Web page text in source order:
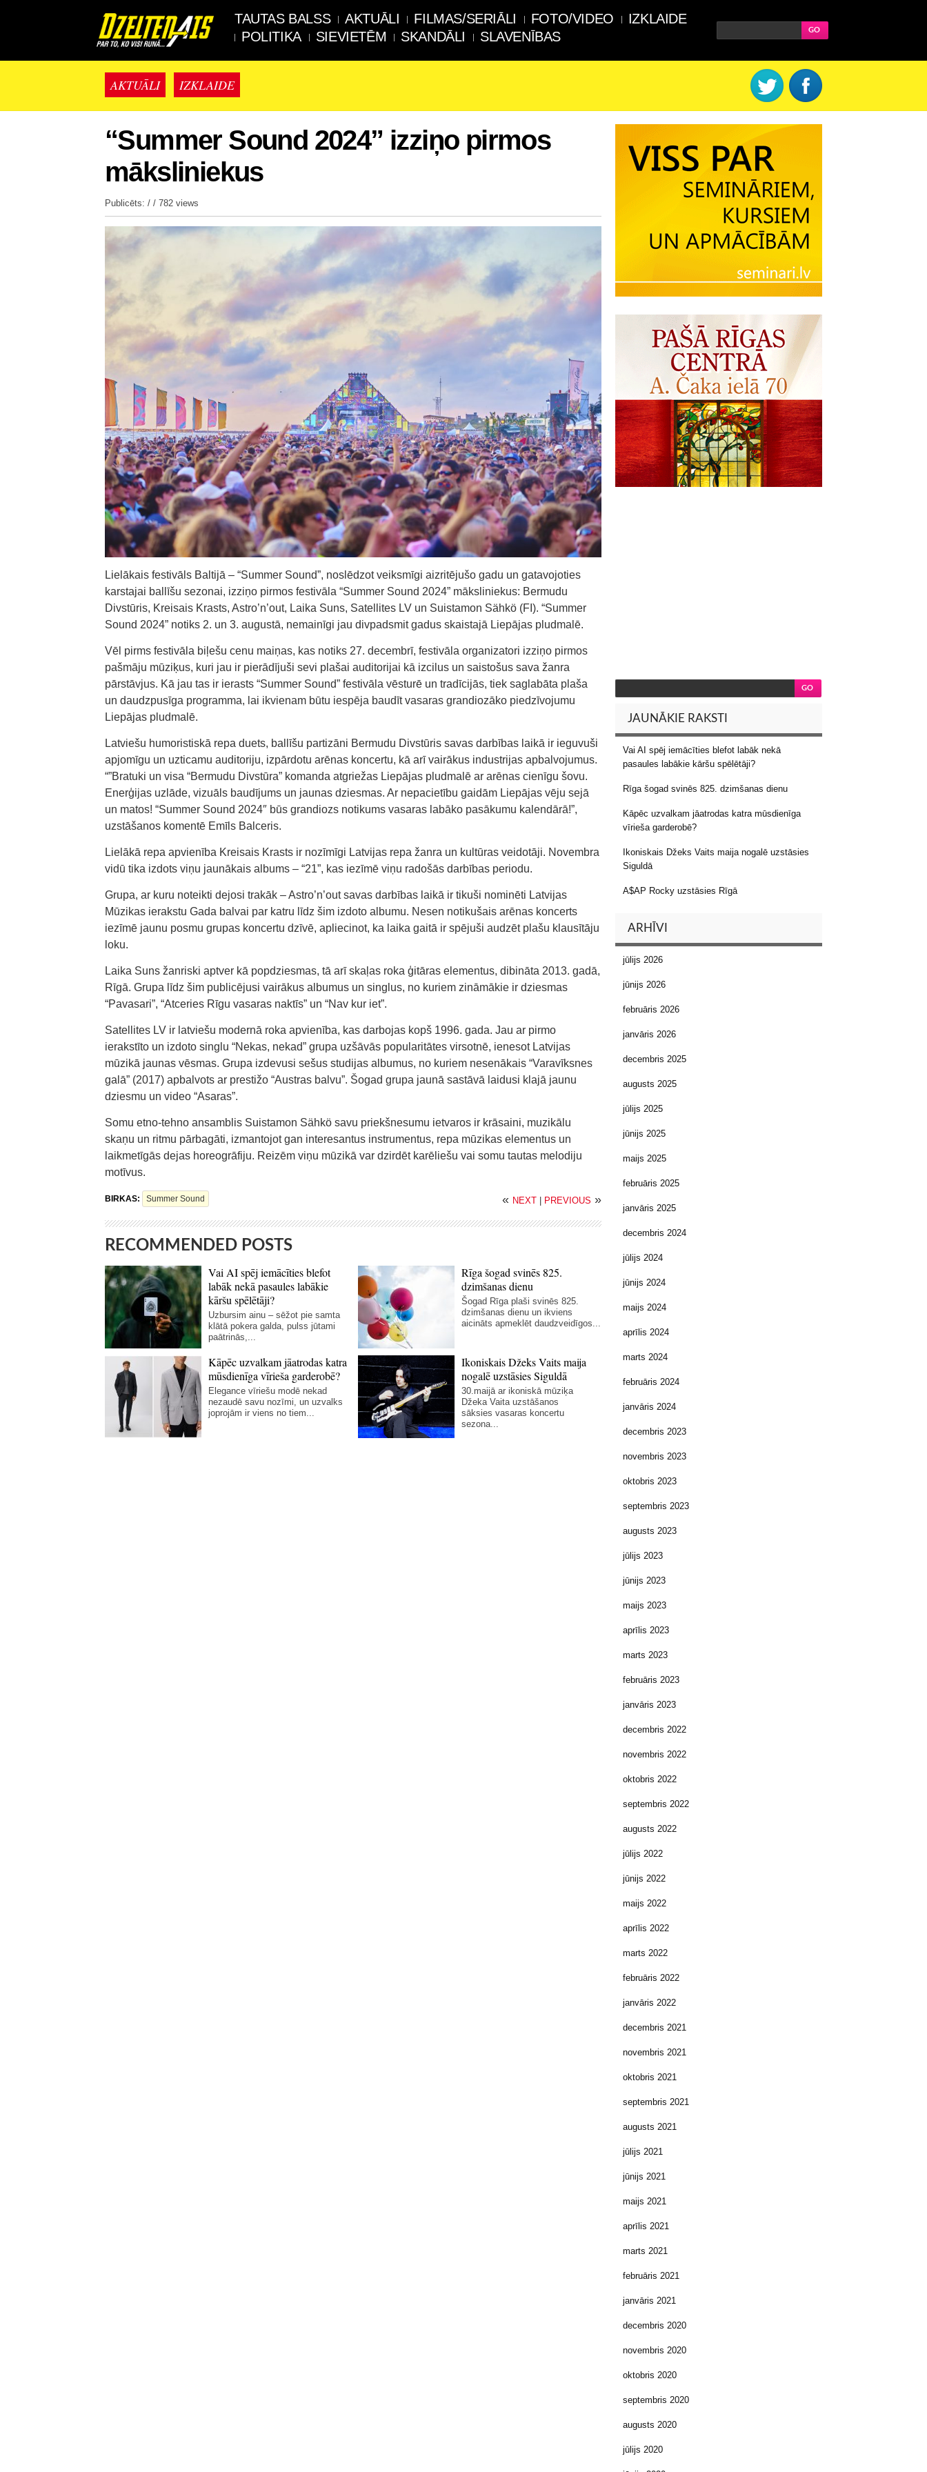
TAUTAS BALSS AKTUĀLI FILMAS/SERIĀLI FOTO/VIDEO
IZKLAIDE
POLITIKA
SIEVIETĒM SKANDĀLI SLAVENĪBAS
AKTUĀLI IZKLAIDE
“Summer Sound 2024” izziņo pirmos
māksliniekus
Publicēts: / / 782 views
Lielākais festivāls Baltijā – “Summer Sound”, noslēdzot veiksmīgi aizritējušo gadu un gatavojoties
karstajai ballīšu sezonai, izziņo pirmos festivāla “Summer Sound 2024” māksliniekus: Bermudu
Divstūris, Kreisais Krasts, Astro’n’out, Laika Suns, Satellites LV un Suistamon Sähkö (FI). “Summer
Sound 2024” notiks 2. un 3. augustā, nemainīgi jau divpadsmit gadus skaistajā Liepājas pludmalē.
Vēl pirms festivāla biļešu cenu maiņas, kas notiks 27. decembrī, festivāla organizatori izziņo pirmos
pašmāju mūziķus, kuri jau ir pierādījuši sevi plašai auditorijai kā izcilus un saistošus sava žanra
pārstāvjus. Kā jau tas ir ierasts “Summer Sound” festivāla vēsturē un tradīcijās, tiek saglabāta plaša
un daudzpusīga programma, lai ikvienam būtu iespēja baudīt vasaras grandiozāko piedzīvojumu
Liepājas pludmalē.
Latviešu humoristiskā repa duets, ballīšu partizāni Bermudu Divstūris savas darbības laikā ir ieguvuši
apjomīgu un uzticamu auditoriju, izpārdotu arēnas koncertu, kā arī vairākus industrijas apbalvojumus.
“”Bratuki un visa “Bermudu Divstūra” komanda atgriežas Liepājas pludmalē ar arēnas cienīgu šovu.
Enerģijas uzlāde, vizuāls baudījums un jaunas dziesmas. Ar nepacietību gaidām Liepājas vēju sejā
un matos! “Summer Sound 2024″ būs grandiozs notikums vasaras labāko pasākumu kalendārā!”,
uzstāšanos komentē Emīls Balceris.
Lielākā repa apvienība Kreisais Krasts ir nozīmīgi Latvijas repa žanra un kultūras veidotāji. Novembra
vidū tika izdots viņu jaunākais albums – “21”, kas iezīmē viņu radošās darbības periodu.
Grupa, ar kuru noteikti dejosi trakāk – Astro’n’out savas darbības laikā ir tikuši nominēti Latvijas
Mūzikas ierakstu Gada balvai par katru līdz šim izdoto albumu. Nesen notikušais arēnas koncerts
iezīmē jaunu posmu grupas koncertu dzīvē, apliecinot, ka laika gaitā ir spējuši audzēt plašu klausītāju
loku.
Laika Suns žanriski aptver kā popdziesmas, tā arī skaļas roka ģitāras elementus, dibināta 2013. gadā,
Rīgā. Grupa līdz šim publicējusi vairākus albumus un singlus, no kuriem zināmākie ir dziesmas
“Pavasari”, “Atceries Rīgu vasaras naktīs” un “Nav kur iet”.
Satellites LV ir latviešu modernā roka apvienība, kas darbojas kopš 1996. gada. Jau ar pirmo
ierakstīto un izdoto singlu “Nekas, nekad” grupa uzšāvās popularitātes virsotnē, ienesot Latvijas
mūzikā jaunas vēsmas. Grupa izdevusi sešus studijas albumus, no kuriem nesenākais “Varavīksnes
galā” (2017) apbalvots ar prestižo “Austras balvu”. Šogad grupa jaunā sastāvā laidusi klajā jaunu
dziesmu un video “Asaras”.
Somu etno-tehno ansamblis Suistamon Sähkö savu priekšnesumu ietvaros ir krāsaini, muzikālu
skaņu un ritmu pārbagāti, izmantojot gan interesantus instrumentus, repa mūzikas elementus un
laikmetīgās dejas horeogrāfiju. Reizēm viņu mūzikā var dzirdēt karēliešu vai somu tautas melodiju
motīvus.
BIRKAS: Summer Sound « NEXT PREVIOUS »
RECOMMENDED POSTS
Vai AI spēj iemācīties blefot
labāk nekā pasaules labākie
kāršu spēlētāji?
Uzbursim ainu – sēžot pie samta
klātā pokera galda, pulss jūtami
paātrinās,...
Rīga šogad svinēs 825.
dzimšanas dienu
Šogad Rīga plaši svinēs 825.
dzimšanas dienu un ikviens
aicināts apmeklēt daudzveidīgos...
Kāpēc uzvalkam jāatrodas katra
mūsdienīga vīrieša garderobē?
Elegance vīriešu modē nekad
nezaudē savu nozīmi, un uzvalks
joprojām ir viens no tiem...
Ikoniskais Džeks Vaits maija
nogalē uzstāsies Siguldā
30.maijā ar ikoniskā mūziķa
Džeka Vaita uzstāšanos
sāksies vasaras koncertu
sezona...
JAUNĀKIE RAKSTI
Vai AI spēj iemācīties blefot labāk nekā
pasaules labākie kāršu spēlētāji?
Rīga šogad svinēs 825. dzimšanas dienu
Kāpēc uzvalkam jāatrodas katra mūsdienīga
vīrieša garderobē?
Ikoniskais Džeks Vaits maija nogalē uzstāsies
Siguldā
A$AP Rocky uzstāsies Rīgā
ARHĪVI
jūlijs 2026
jūnijs 2026
februāris 2026
janvāris 2026
decembris 2025
augusts 2025
jūlijs 2025
jūnijs 2025
maijs 2025
februāris 2025
janvāris 2025
decembris 2024
jūlijs 2024
jūnijs 2024
maijs 2024
aprīlis 2024
marts 2024
februāris 2024
janvāris 2024
decembris 2023
novembris 2023
oktobris 2023
septembris 2023
augusts 2023
jūlijs 2023
jūnijs 2023
maijs 2023
aprīlis 2023
marts 2023
februāris 2023
janvāris 2023
decembris 2022
novembris 2022
oktobris 2022
septembris 2022
augusts 2022
jūlijs 2022
jūnijs 2022
maijs 2022
aprīlis 2022
marts 2022
februāris 2022
janvāris 2022
decembris 2021
novembris 2021
oktobris 2021
septembris 2021
augusts 2021
jūlijs 2021
jūnijs 2021
maijs 2021
aprīlis 2021
marts 2021
februāris 2021
janvāris 2021
decembris 2020
novembris 2020
oktobris 2020
septembris 2020
augusts 2020
jūlijs 2020